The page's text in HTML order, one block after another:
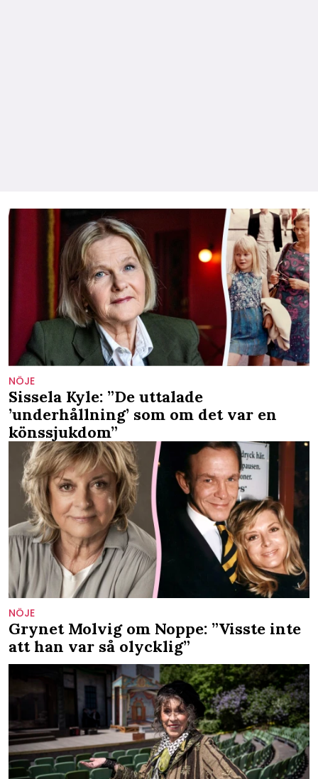
NÖJE
Sissela Kyle: ”De uttalade
’underhållning’ som om det var en
könssjukdom”
NÖJE
Grynet Molvig om Noppe: ”Visste inte
att han var så olycklig”